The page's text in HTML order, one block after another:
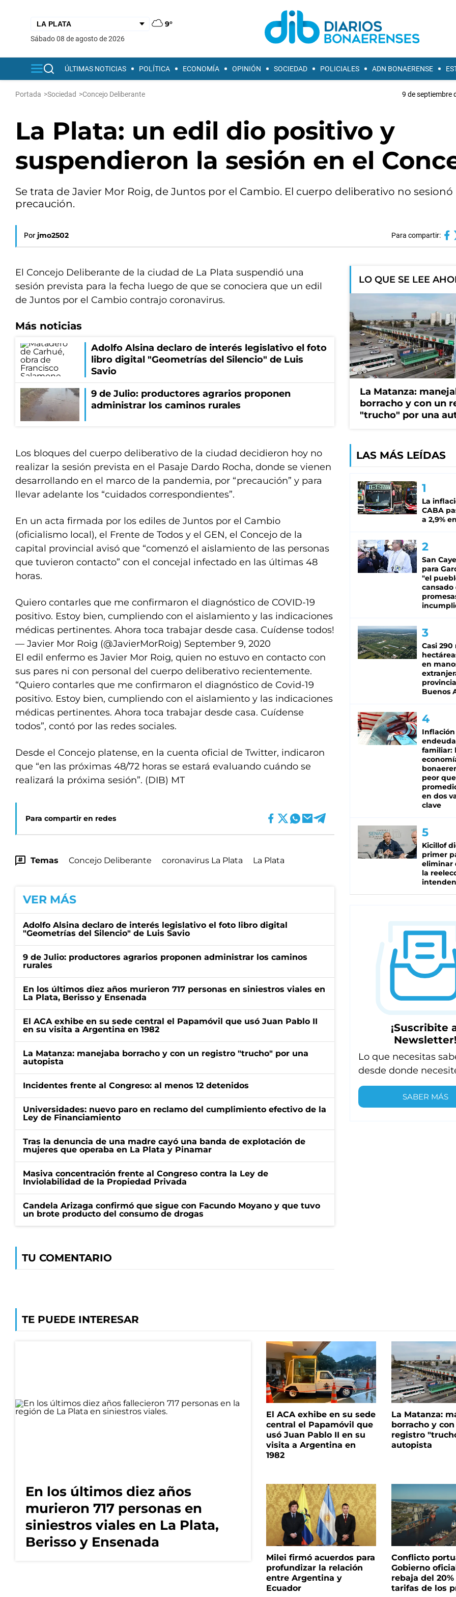
9°
sábado 08 de agosto de 2026
ÚLTIMAS NOTICIAS POLÍTICA ECONOMÍA OPINIÓN SOCIEDAD POLICIALES ADN BONAERENSE
Portada >Sociedad >Concejo Deliberante 9 de septiembre
La Plata: un edil dio positivo y
suspendieron la sesión en el
Se trata de Javier Mor Roig, de Juntos por el Cambio. El cuerpo deliberativo no
precaución.
Por jmo2502 Para compartir:
El Concejo Deliberante de la ciudad de La Plata suspendió una
sesión prevista para la fecha luego de que se conociera que un edil
de Juntos por el Cambio contrajo coronavirus.
Más noticias
Adolfo Alsina declaro de interés legislativo el foto
libro digital "Geometrías del Silencio" de Luis
Savio
9 de Julio: productores agrarios proponen
administrar los caminos rurales
Los bloques del cuerpo deliberativo de la ciudad decidieron hoy no
realizar la sesión prevista en el Pasaje Dardo Rocha, donde se vienen
desarrollando en el marco de la pandemia, por “precaución” y para
llevar adelante los “cuidados correspondientes”.
En un acta firmada por los ediles de Juntos por el Cambio
(oficialismo local), el Frente de Todos y el GEN, el Concejo de la
capital provincial avisó que “comenzó el aislamiento de las personas
que tuvieron contacto” con el concejal infectado en las últimas 48
horas.
Quiero contarles que me confirmaron el diagnóstico de COVID-19
positivo. Estoy bien, cumpliendo con el aislamiento y las indicaciones
médicas pertinentes. Ahora toca trabajar desde casa. Cuídense todos!
— Javier Mor Roig (@JavierMorRoig) September 9, 2020
El edil enfermo es Javier Mor Roig, quien no estuvo en contacto con
sus pares ni con personal del cuerpo deliberativo recientemente.
“Quiero contarles que me confirmaron el diagnóstico de Covid-19
positivo. Estoy bien, cumpliendo con el aislamiento y las indicaciones
médicas pertinentes. Ahora toca trabajar desde casa. Cuídense
todos”, contó por las redes sociales.
Desde el Concejo platense, en la cuenta oficial de Twitter, indicaron
que “en las próximas 48/72 horas se estará evaluando cuándo se
realizará la próxima sesión”. (DIB) MT
Para compartir en redes
Temas Concejo Deliberante coronavirus La Plata La Plata
VER MÁS
Adolfo Alsina declaro de interés legislativo el foto libro digital
"Geometrías del Silencio" de Luis Savio
9 de Julio: productores agrarios proponen administrar los caminos
rurales
En los últimos diez años murieron 717 personas en siniestros viales en
La Plata, Berisso y Ensenada
El ACA exhibe en su sede central el Papamóvil que usó Juan Pablo II
en su visita a Argentina en 1982
La Matanza: manejaba borracho y con un registro "trucho" por una
autopista
Incidentes frente al Congreso: al menos 12 detenidos
Universidades: nuevo paro en reclamo del cumplimiento efectivo de la
Ley de Financiamiento
Tras la denuncia de una madre cayó una banda de explotación de
mujeres que operaba en La Plata y Pinamar
Masiva concentración frente al Congreso contra la Ley de
Inviolabilidad de la Propiedad Privada
Candela Arizaga confirmó que sigue con Facundo Moyano y que tuvo
un brote producto del consumo de drogas
TU COMENTARIO
LO QUE SE LEE
La Matanza:
borracho y con un
"trucho" por una
LAS MÁS LEÍDAS
La
CABA
a 2,9%
San
para
"el
cansado
Casi 290
en
Buenos
Inflación
familiar:
peor
en dos
clave
Kicillof
primer
eliminar
la
¡Suscribite
Newsletter!
Lo que necesitas
desde donde
SABER MÁS
TE PUEDE INTERESAR
En los últimos diez años
murieron 717 personas en
siniestros viales en La Plata,
Berisso y Ensenada
El ACA exhibe en su sede
central el Papamóvil que
usó Juan Pablo II en su
visita a Argentina en
1982
La Matanza:
borracho y
registro
autopista
Milei firmó acuerdos para
profundizar la relación
entre Argentina y
Ecuador
Conflicto
Gobierno
rebaja del
tarifas de los